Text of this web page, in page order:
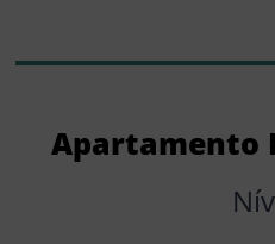
Apartamento